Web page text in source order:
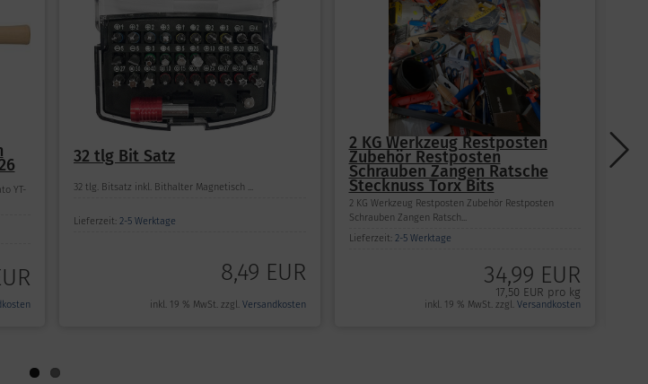
YT-
32 tlg Bit Satz
32 tlg. Bitsatz inkl. Bithalter Magnetisch ...
Lieferzeit: 2-5 Werktage
8,49 EUR
inkl. 19 % MwSt. zzgl. Versandkosten
2 KG Werkzeug Restposten
Zubehör Restposten
Schrauben Zangen Ratsche
Stecknuss Torx Bits
2 KG Werkzeug Restposten Zubehör Restposten
Schrauben Zangen Ratsch...
Lieferzeit: 2-5 Werktage
34,99 EUR
17,50 EUR pro kg
inkl. 19 % MwSt. zzgl. Versandkosten